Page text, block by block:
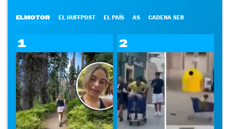
ELMOTOR EL HUFFPOST EL PAÍS AS CADENA SER
1 2